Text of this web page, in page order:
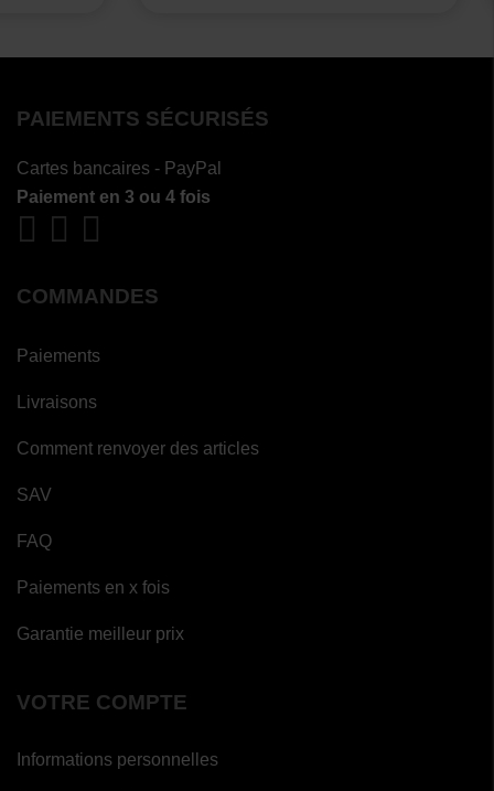
PAIEMENTS SÉCURISÉS
Cartes bancaires - PayPal
Paiement en 3 ou 4 fois
COMMANDES
Paiements
Livraisons
Comment renvoyer des articles
SAV
FAQ
Paiements en x fois
Garantie meilleur prix
VOTRE COMPTE
Informations personnelles